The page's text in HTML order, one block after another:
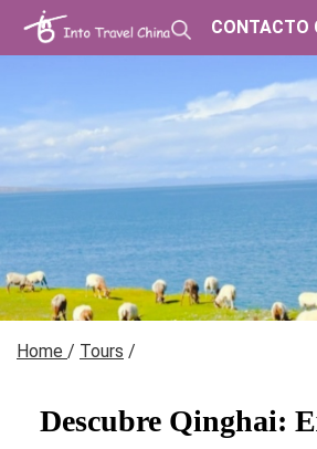
CONTACTO
Home / Tours /
Descubre Qinghai: